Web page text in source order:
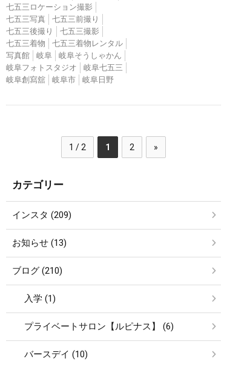
七五三ロケーション撮影
七五三写真
七五三前撮り
七五三後撮り
七五三撮影
七五三着物
七五三着物レンタル
写真館
岐阜
岐阜そうしゃかん
岐阜フォトスタジオ
岐阜七五三
岐阜創寫舘
岐阜市 岐阜日野
1 / 2 1 2 »
カテゴリー
インスタ (209)
お知らせ (13)
ブログ (210)
入学 (1)
プライベートサロン【ルピナス】 (6)
バースデイ (10)